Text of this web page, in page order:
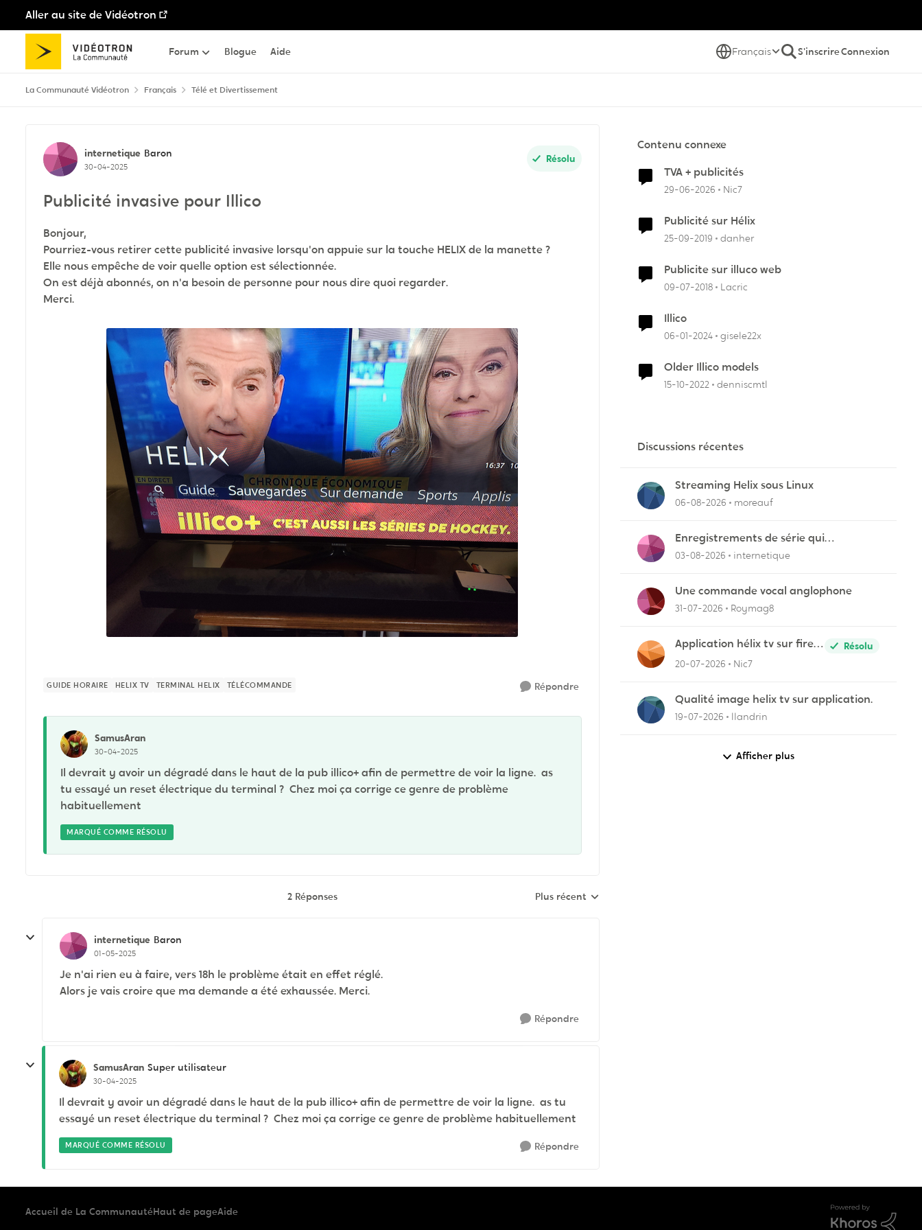
Aller au site de Vidéotron
Passer au contenu
Forum Blogue Aide Français S'inscrireConnexion
La Communauté Vidéotron Français Télé et Divertissement
Discussion de forum
internetique Baron
30-04-2025
Résolu
Publicité invasive pour Illico
Bonjour,
Pourriez-vous retirer cette publicité invasive lorsqu'on appuie sur la touche HELIX de la manette ?
Elle nous empêche de voir quelle option est sélectionnée.
On est déjà abonnés, on n'a besoin de personne pour nous dire quoi regarder.
Merci.
GUIDE HORAIRE HELIX TV TERMINAL HELIX TÉLÉCOMMANDE Répondre
SamusAran
30-04-2025
Il devrait y avoir un dégradé dans le haut de la pub illico+ afin de permettre de voir la ligne. as
tu essayé un reset électrique du terminal ? Chez moi ça corrige ce genre de problème
habituellement
MARQUÉ COMME RÉSOLU
2 Réponses Réponses triées par
Plus récent
internetique Baron
01-05-2025
Je n'ai rien eu à faire, vers 18h le problème était en effet réglé.
Alors je vais croire que ma demande a été exhaussée. Merci.
Répondre
SamusAran Super utilisateur
30-04-2025
Il devrait y avoir un dégradé dans le haut de la pub illico+ afin de permettre de voir la ligne. as tu
essayé un reset électrique du terminal ? Chez moi ça corrige ce genre de problème habituellement
MARQUÉ COMME RÉSOLU Répondre
Contenu connexe
TVA + publicités
29-06-2026 Nic7
Publicité sur Hélix
25-09-2019 danher
Publicite sur illuco web
09-07-2018 Lacric
Illico
06-01-2024 gisele22x
Older Illico models
15-10-2022 denniscmtl
Discussions récentes
Streaming Helix sous Linux
06-08-2026 moreauf
Enregistrements de série qui
cafouillent
03-08-2026 internetique
Une commande vocal anglophone
31-07-2026 Roymag8
Application hélix tv sur fire
stick
Résolu
20-07-2026
Nic7
Qualité image helix tv sur application.
19-07-2026 llandrin
Afficher plus
Accueil de La CommunautéHaut de pageAide